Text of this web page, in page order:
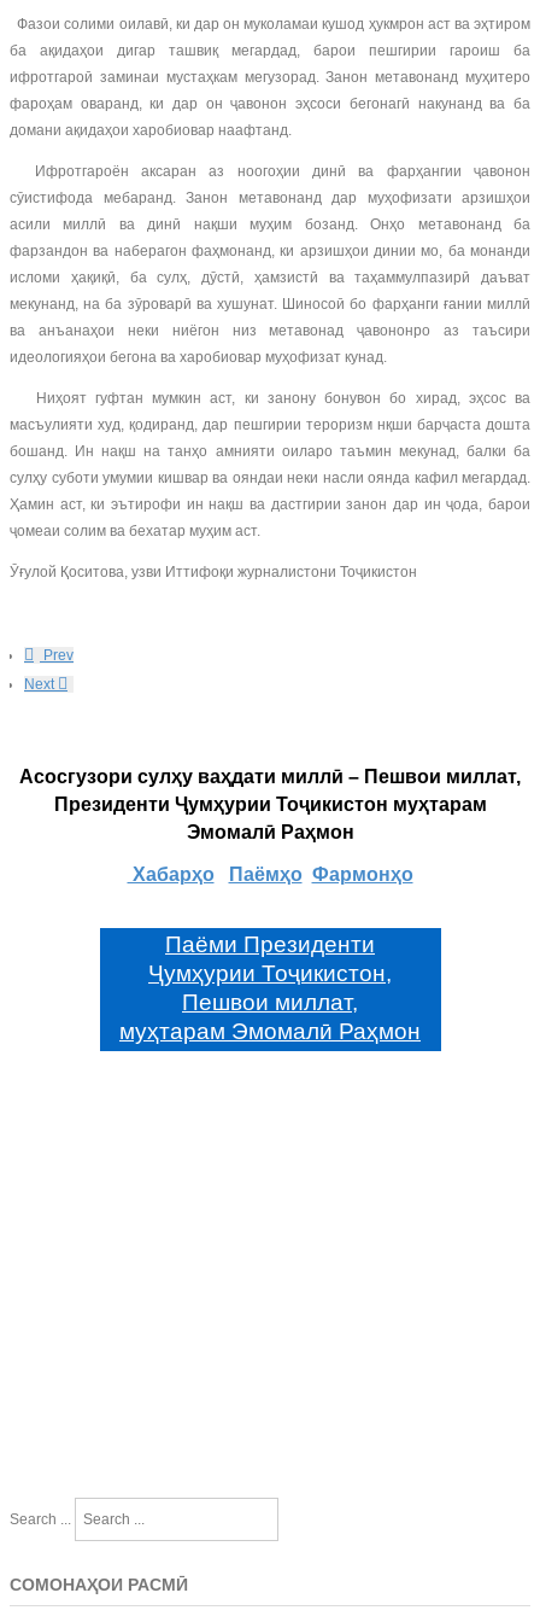
Фазои солими оилавӣ, ки дар он муколамаи кушод ҳукмрон аст ва эҳтиром
ба ақидаҳои дигар ташвиқ мегардад, барои пешгирии гароиш ба
ифротгароӣ заминаи мустаҳкам мегузорад. Занон метавонанд муҳитеро
фароҳам оваранд, ки дар он ҷавонон эҳсоси бегонагӣ накунанд ва ба
домани ақидаҳои харобиовар наафтанд.
Ифротгароён аксаран аз ноогоҳии динӣ ва фарҳангии ҷавонон
сӯистифода мебаранд. Занон метавонанд дар муҳофизати арзишҳои
асили миллӣ ва динӣ нақши муҳим бозанд. Онҳо метавонанд ба
фарзандон ва наберагон фаҳмонанд, ки арзишҳои динии мо, ба монанди
исломи ҳақиқӣ, ба сулҳ, дӯстӣ, ҳамзистӣ ва таҳаммулпазирӣ даъват
мекунанд, на ба зӯроварӣ ва хушунат. Шиносоӣ бо фарҳанги ғании миллӣ
ва анъанаҳои неки ниёгон низ метавонад ҷавононро аз таъсири
идеологияҳои бегона ва харобиовар муҳофизат кунад.
Ниҳоят гуфтан мумкин аст, ки занону бонувон бо хирад, эҳсос ва
масъулияти худ, қодиранд, дар пешгирии тероризм нқши барҷаста дошта
бошанд. Ин нақш на танҳо амнияти оиларо таъмин мекунад, балки ба
сулҳу суботи умумии кишвар ва ояндаи неки насли оянда кафил мегардад.
Ҳамин аст, ки эътирофи ин нақш ва дастгирии занон дар ин ҷода, барои
ҷомеаи солим ва бехатар муҳим аст.
Ӯғулой Қоситова, узви Иттифоқи журналистони Тоҷикистон
Prev
Next
Асосгузори сулҳу ваҳдати миллӣ – Пешвои миллат,
Президенти Ҷумҳурии Тоҷикистон муҳтарам
Эмомалӣ Раҳмон
Хабарҳо Паёмҳо Фармонҳо
Паёми Президенти
Ҷумҳурии Тоҷикистон,
Пешвои миллат,
муҳтарам Эмомалӣ Раҳмон
Search ...
СОМОНАҲОИ РАСМӢ